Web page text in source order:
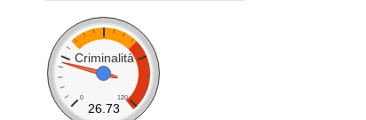
Criminalità
0 120
26.73